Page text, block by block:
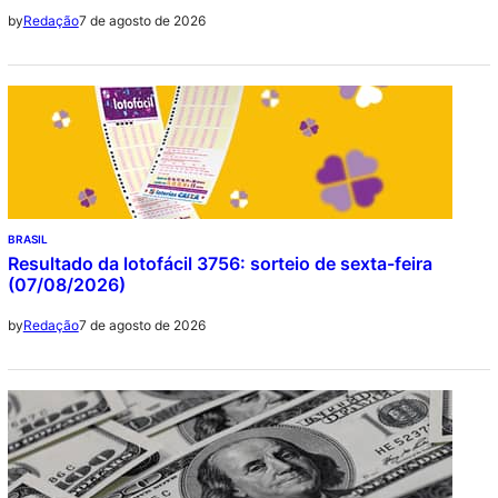
byRedação7 de agosto de 2026
BRASIL
Resultado da lotofácil 3756: sorteio de sexta-feira
(07/08/2026)
byRedação7 de agosto de 2026